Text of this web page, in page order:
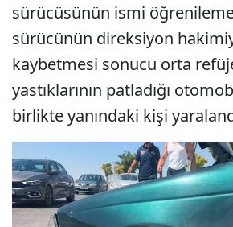
sürücüsünün ismi
sürücünün direksiyon
kaybetmesi sonucu orta
yastıklarının patladığı
birlikte yanındaki kişi